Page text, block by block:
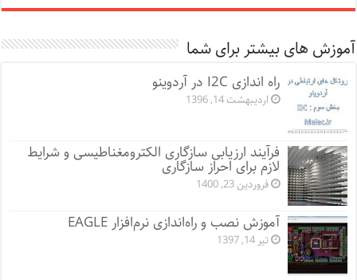
آموزش های بیشتر برای شما
راه اندازی I2C در آردوینو
اردیبهشت 14, 1396
فرآیند ارزیابی سازگاری الکترومغناطیسی و شرایط
لازم برای احراز سازگاری
فروردین 23, 1400
آموزش نصب و راه‌اندازی نرم‌افزار EAGLE
تیر 14, 1397